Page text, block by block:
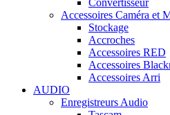
Accessoires Caméra et
Stockage
Accroches
Accessoires RED
Accessoires
Accessoires Arri
AUDIO
Enregistreurs Audio